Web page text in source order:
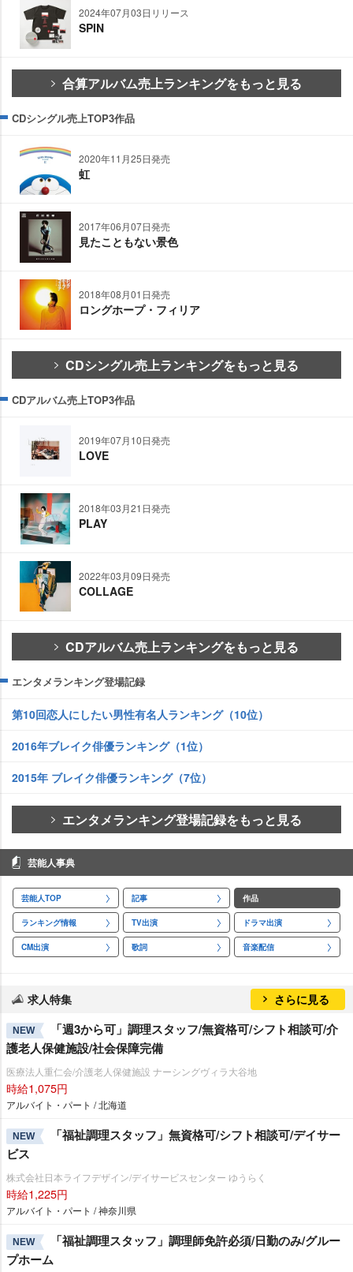
2024年07月03日リリース
SPIN
合算アルバム売上ランキングをもっと見る
CDシングル売上TOP3作品
2020年11月25日発売
虹
2017年06月07日発売
見たこともない景色
2018年08月01日発売
ロングホープ・フィリア
CDシングル売上ランキングをもっと見る
CDアルバム売上TOP3作品
2019年07月10日発売
LOVE
2018年03月21日発売
PLAY
2022年03月09日発売
COLLAGE
CDアルバム売上ランキングをもっと見る
エンタメランキング登場記録
第10回恋人にしたい男性有名人ランキング（10位）
2016年ブレイク俳優ランキング（1位）
2015年 ブレイク俳優ランキング（7位）
エンタメランキング登場記録をもっと見る
芸能人事典
芸能人TOP 記事 作品
ランキング情報 TV出演 ドラマ出演
CM出演 歌詞 音楽配信
求人特集 さらに見る
NEW
「週3から可」調理スタッフ/無資格可/シフト相談可/介
護老人保健施設/社会保障完備
医療法人重仁会/介護老人保健施設 ナーシングヴィラ大谷地
時給1,075円
アルバイト・パート / 北海道
NEW
「福祉調理スタッフ」無資格可/シフト相談可/デイサー
ビス
株式会社日本ライフデザイン/デイサービスセンター ゆうらく
時給1,225円
アルバイト・パート / 神奈川県
NEW
「福祉調理スタッフ」調理師免許必須/日勤のみ/グルー
プホーム